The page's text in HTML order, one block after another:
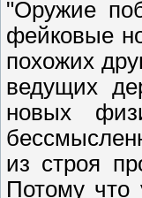
"Оружие
фейковые
похожих
ведущих
новых
из строя
Потому